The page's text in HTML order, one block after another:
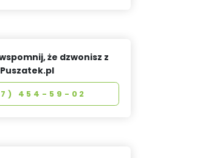
że dzwonisz z
Puszatek.pl
454-59-02